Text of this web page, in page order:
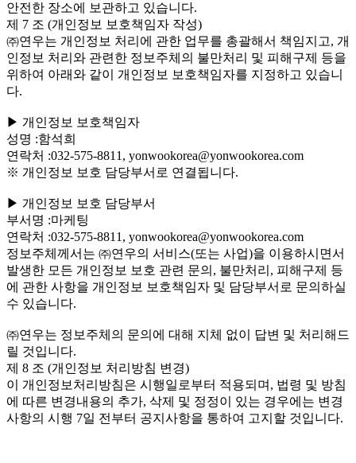
안전한 장소에 보관하고 있습니다.
제 7 조 (개인정보 보호책임자 작성)
㈜연우는 개인정보 처리에 관한 업무를 총괄해서 책임지고, 개
인정보 처리와 관련한 정보주체의 불만처리 및 피해구제 등을
위하여 아래와 같이 개인정보 보호책임자를 지정하고 있습니
다.
▶ 개인정보 보호책임자
성명 :함석희
연락처 :032-575-8811, yonwookorea@yonwookorea.com
※ 개인정보 보호 담당부서로 연결됩니다.
▶ 개인정보 보호 담당부서
부서명 :마케팅
연락처 :032-575-8811, yonwookorea@yonwookorea.com
정보주체께서는 ㈜연우의 서비스(또는 사업)을 이용하시면서
발생한 모든 개인정보 보호 관련 문의, 불만처리, 피해구제 등
에 관한 사항을 개인정보 보호책임자 및 담당부서로 문의하실
수 있습니다.
㈜연우는 정보주체의 문의에 대해 지체 없이 답변 및 처리해드
릴 것입니다.
제 8 조 (개인정보 처리방침 변경)
이 개인정보처리방침은 시행일로부터 적용되며, 법령 및 방침
에 따른 변경내용의 추가, 삭제 및 정정이 있는 경우에는 변경
사항의 시행 7일 전부터 공지사항을 통하여 고지할 것입니다.